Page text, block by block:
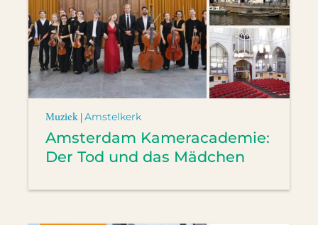
Muziek |Amstelkerk
Amsterdam Kameracademie:
Der Tod und das Mädchen